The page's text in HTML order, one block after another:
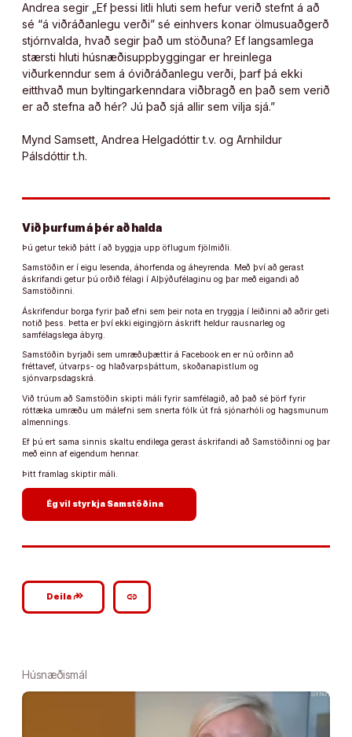
Andrea segir „Ef þessi litli hluti sem hefur verið stefnt á að
sé “á viðráðanlegu verði” sé einhvers konar ölmusuaðgerð
stjórnvalda, hvað segir það um stöðuna? Ef langsamlega
stærsti hluti húsnæðisuppbyggingar er hreinlega
viðurkenndur sem á óviðráðanlegu verði, þarf þá ekki
eitthvað mun byltingarkenndara viðbragð en það sem verið
er að stefna að hér? Jú það sjá allir sem vilja sjá.”
Mynd Samsett, Andrea Helgadóttir t.v. og Arnhildur
Pálsdóttir t.h.
Við þurfum á þér að halda
Þú getur tekið þátt í að byggja upp öflugum fjölmiðli.
Samstöðin er í eigu lesenda, áhorfenda og áheyrenda. Með því að gerast
áskrifandi getur þú orðið félagi í Alþýðufélaginu og þar með eigandi að
Samstöðinni.
Áskrifendur borga fyrir það efni sem þeir nota en tryggja í leiðinni að aðrir geti
notið þess. Þetta er því ekki eigingjörn áskrift heldur rausnarleg og
samfélagslega ábyrg.
Samstöðin byrjaði sem umræðuþættir á Facebook en er nú orðinn að
fréttavef, útvarps- og hlaðvarpsþáttum, skoðanapistlum og
sjónvarpsdagskrá.
Við trúum að Samstöðin skipti máli fyrir samfélagið, að það sé þörf fyrir
róttæka umræðu um málefni sem snerta fólk út frá sjónarhóli og hagsmunum
almennings.
Ef þú ert sama sinnis skaltu endilega gerast áskrifandi að Samstöðinni og þar
með einn af eigendum hennar.
Þitt framlag skiptir máli.
Ég vil styrkja Samstöðina
Deilagoogle_plus_reshare link
Húsnæðismál